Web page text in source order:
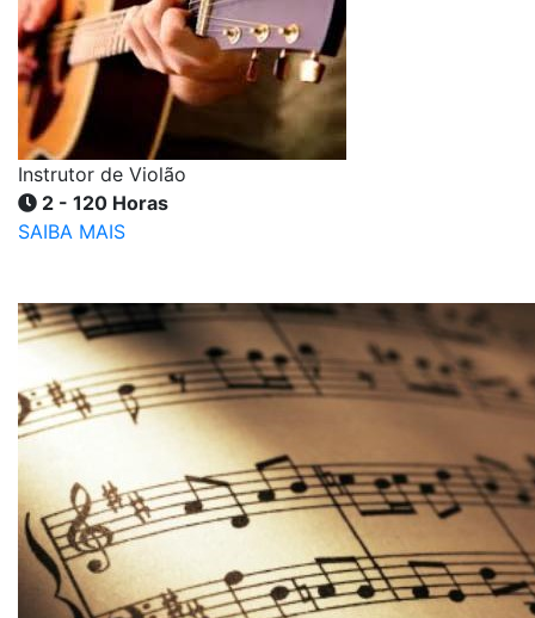
Instrutor de Violão
2 - 120 Horas
SAIBA MAIS